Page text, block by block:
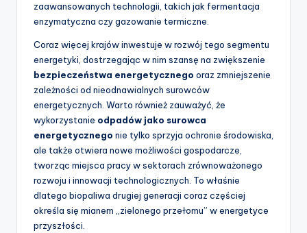
zaawansowanych technologii, takich jak fermentacja
enzymatyczna czy gazowanie termiczne.
Coraz więcej krajów inwestuje w rozwój tego segmentu
energetyki, dostrzegając w nim szansę na zwiększenie
bezpieczeństwa energetycznego oraz zmniejszenie
zależności od nieodnawialnych surowców
energetycznych. Warto również zauważyć, że
wykorzystanie odpadów jako surowca
energetycznego nie tylko sprzyja ochronie środowiska,
ale także otwiera nowe możliwości gospodarcze,
tworząc miejsca pracy w sektorach zrównoważonego
rozwoju i innowacji technologicznych. To właśnie
dlatego biopaliwa drugiej generacji coraz częściej
określa się mianem „zielonego przełomu” w energetyce
przyszłości.